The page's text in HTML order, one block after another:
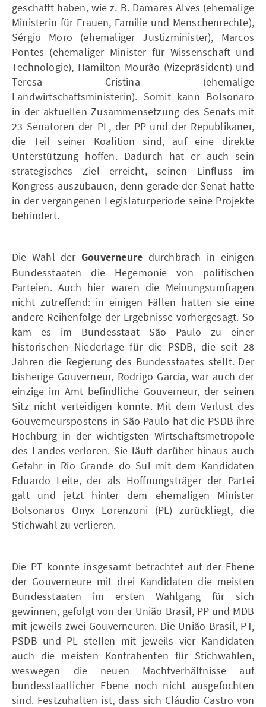
geschafft haben, wie z. B. Damares Alves (ehemalige
Ministerin für Frauen, Familie und Menschenrechte),
Sérgio Moro (ehemaliger Justizminister), Marcos
Pontes (ehemaliger Minister für Wissenschaft und
Technologie), Hamilton Mourão (Vizepräsident) und
Teresa Cristina (ehemalige
Landwirtschaftsministerin). Somit kann Bolsonaro
in der aktuellen Zusammensetzung des Senats mit
23 Senatoren der PL, der PP und der Republikaner,
die Teil seiner Koalition sind, auf eine direkte
Unterstützung hoffen. Dadurch hat er auch sein
strategisches Ziel erreicht, seinen Einfluss im
Kongress auszubauen, denn gerade der Senat hatte
in der vergangenen Legislaturperiode seine Projekte
behindert.
Die Wahl der Gouverneure durchbrach in einigen
Bundesstaaten die Hegemonie von politischen
Parteien. Auch hier waren die Meinungsumfragen
nicht zutreffend: in einigen Fällen hatten sie eine
andere Reihenfolge der Ergebnisse vorhergesagt. So
kam es im Bundesstaat São Paulo zu einer
historischen Niederlage für die PSDB, die seit 28
Jahren die Regierung des Bundesstaates stellt. Der
bisherige Gouverneur, Rodrigo Garcia, war auch der
einzige im Amt befindliche Gouverneur, der seinen
Sitz nicht verteidigen konnte. Mit dem Verlust des
Gouverneurspostens in São Paulo hat die PSDB ihre
Hochburg in der wichtigsten Wirtschaftsmetropole
des Landes verloren. Sie läuft darüber hinaus auch
Gefahr in Rio Grande do Sul mit dem Kandidaten
Eduardo Leite, der als Hoffnungsträger der Partei
galt und jetzt hinter dem ehemaligen Minister
Bolsonaros Onyx Lorenzoni (PL) zurückliegt, die
Stichwahl zu verlieren.
Die PT konnte insgesamt betrachtet auf der Ebene
der Gouverneure mit drei Kandidaten die meisten
Bundesstaaten im ersten Wahlgang für sich
gewinnen, gefolgt von der União Brasil, PP und MDB
mit jeweils zwei Gouverneuren. Die União Brasil, PT,
PSDB und PL stellen mit jeweils vier Kandidaten
auch die meisten Kontrahenten für Stichwahlen,
weswegen die neuen Machtverhältnisse auf
bundesstaatlicher Ebene noch nicht ausgefochten
sind. Festzuhalten ist, dass sich Cláudio Castro von